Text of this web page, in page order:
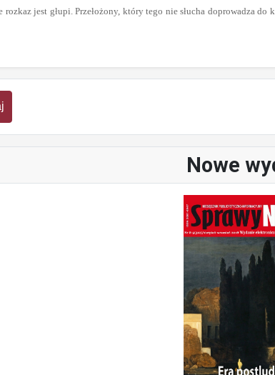
Nowe
jest głupi. Przełożony, który tego nie słucha doprowadza